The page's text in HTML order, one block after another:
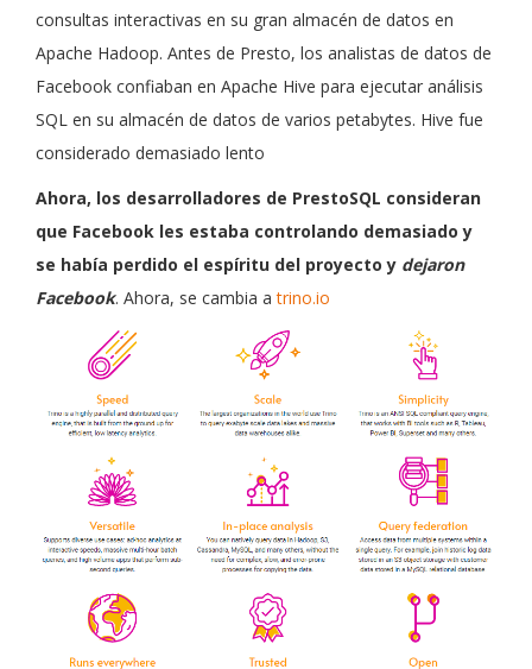
consultas interactivas en su gran almacén de datos en
Apache Hadoop. Antes de Presto, los analistas de datos de
Facebook confiaban en Apache Hive para ejecutar análisis
SQL en su almacén de datos de varios petabytes. Hive fue
considerado demasiado lento
Ahora, los desarrolladores de PrestoSQL consideran
que Facebook les estaba controlando demasiado y
se había perdido el espíritu del proyecto y dejaron
Facebook. Ahora, se cambia atrino.io